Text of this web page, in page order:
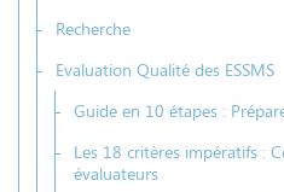
Recherche
Evaluation Qualité des ESSMS
Guide en 10 étapes :
Les 18 critères impératifs :
évaluateurs